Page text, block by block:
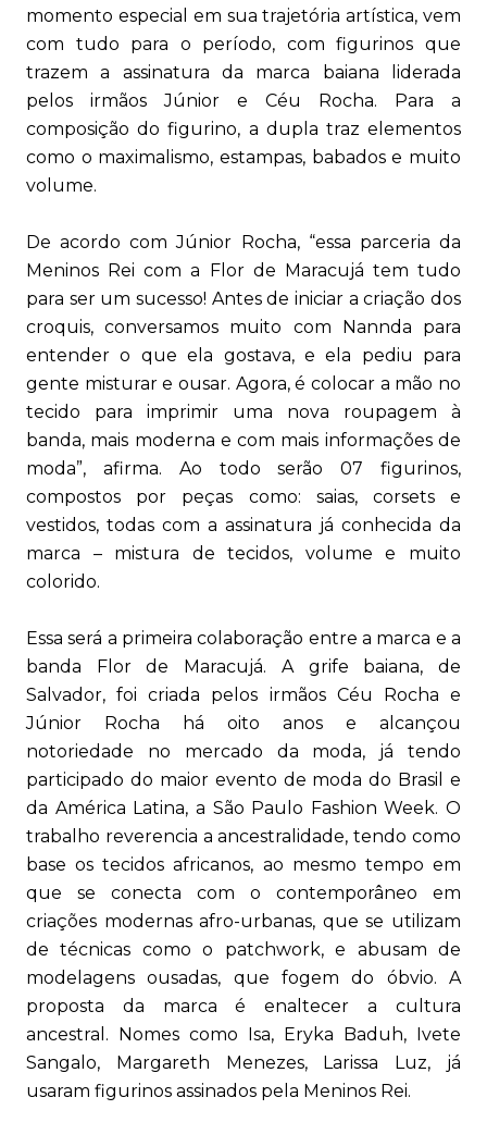
momento especial em sua trajetória artística, vem
com tudo para o período, com figurinos que
trazem a assinatura da marca baiana liderada
pelos irmãos Júnior e Céu Rocha. Para a
composição do figurino, a dupla traz elementos
como o maximalismo, estampas, babados e muito
volume.
De acordo com Júnior Rocha, “essa parceria da
Meninos Rei com a Flor de Maracujá tem tudo
para ser um sucesso! Antes de iniciar a criação dos
croquis, conversamos muito com Nannda para
entender o que ela gostava, e ela pediu para
gente misturar e ousar. Agora, é colocar a mão no
tecido para imprimir uma nova roupagem à
banda, mais moderna e com mais informações de
moda”, afirma. Ao todo serão 07 figurinos,
compostos por peças como: saias, corsets e
vestidos, todas com a assinatura já conhecida da
marca – mistura de tecidos, volume e muito
colorido.
Essa será a primeira colaboração entre a marca e a
banda Flor de Maracujá. A grife baiana, de
Salvador, foi criada pelos irmãos Céu Rocha e
Júnior Rocha há oito anos e alcançou
notoriedade no mercado da moda, já tendo
participado do maior evento de moda do Brasil e
da América Latina, a São Paulo Fashion Week. O
trabalho reverencia a ancestralidade, tendo como
base os tecidos africanos, ao mesmo tempo em
que se conecta com o contemporâneo em
criações modernas afro-urbanas, que se utilizam
de técnicas como o patchwork, e abusam de
modelagens ousadas, que fogem do óbvio. A
proposta da marca é enaltecer a cultura
ancestral. Nomes como Isa, Eryka Baduh, Ivete
Sangalo, Margareth Menezes, Larissa Luz, já
usaram figurinos assinados pela Meninos Rei.